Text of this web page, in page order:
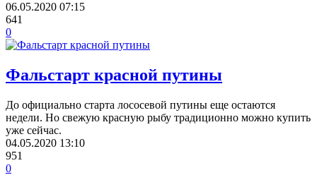
06.05.2020 07:15
641
0
Фальстарт красной путины
До официально старта лососевой путины еще остаются
недели. Но свежую красную рыбу традиционно можно купить
уже сейчас.
04.05.2020 13:10
951
0